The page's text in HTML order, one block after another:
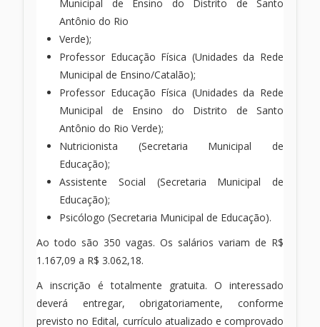
Municipal de Ensino do Distrito de Santo
Antônio do Rio
Verde);
Professor Educação Física (Unidades da Rede
Municipal de Ensino/Catalão);
Professor Educação Física (Unidades da Rede
Municipal de Ensino do Distrito de Santo
Antônio do Rio Verde);
Nutricionista (Secretaria Municipal de
Educação);
Assistente Social (Secretaria Municipal de
Educação);
Psicólogo (Secretaria Municipal de Educação).
Ao todo são 350 vagas. Os salários variam de R$
1.167,09 a R$ 3.062,18.
A inscrição é totalmente gratuita. O interessado
deverá entregar, obrigatoriamente, conforme
previsto no Edital, currículo atualizado e comprovado